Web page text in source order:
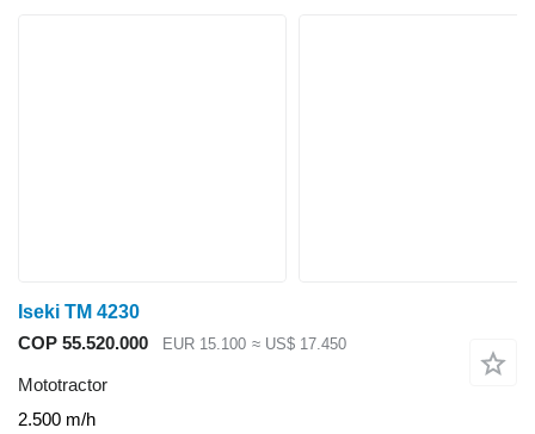
Iseki TM 4230
COP 55.520.000
EUR 15.100 ≈ US$ 17.450
Mototractor
2.500 m/h